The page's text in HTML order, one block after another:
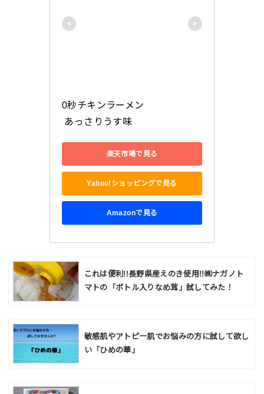
0秒チキンラーメン
あっさりうす味
楽天市場で見る
Yahoo!ショッピングで見る
Amazonで見る
これは便利!!長野県産えのき使用!!㈱ナガノト
マトの「ボトル入りなめ茸」試してみた！
敏感肌やアトピー肌でお悩みの方に試して欲し
い「ひめの華」